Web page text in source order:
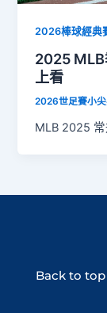
2026棒球經典
2025 MLB
上看
2026世足賽小
MLB 2025
Back to top